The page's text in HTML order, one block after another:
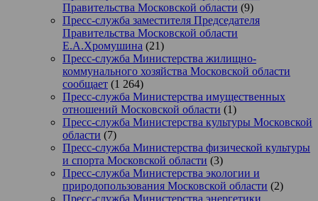
Правительства Московской области (9)
Пресс-служба заместителя Председателя
Правительства Московской области
Е.А.Хромушина (21)
Пресс-служба Министерства жилищно-
коммунального хозяйства Московской области
сообщает (1 264)
Пресс-служба Министерства имущественных
отношений Московской области (1)
Пресс-служба Министерства культуры Московской
области (7)
Пресс-служба Министерства физической культуры
и спорта Московской области (3)
Пресс-служба Министерства экологии и
природопользования Московской области (2)
Пресс-служба Министерства энергетики